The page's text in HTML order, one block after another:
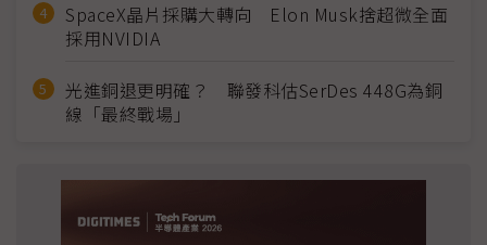
SpaceX晶片採購大轉向 Elon Musk捨超微全面
採用NVIDIA
光進銅退更明確？ 聯發科估SerDes 448G為銅
線「最終戰場」